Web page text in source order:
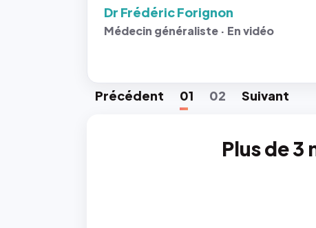
Dr Frédéric Forignon
Médecin généraliste · En vidéo
Précédent 01 02 Suivant
Plus de